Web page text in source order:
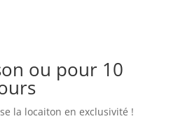
ou pour 10
la locaiton en exclusivité !